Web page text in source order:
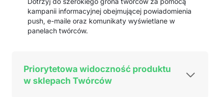
kampanii informacyjnej obejmującej powiadomienia
push, e-maile oraz komunikaty wyświetlane w
panelach twórców.
Priorytetowa widoczność produktu
w sklepach Twórców